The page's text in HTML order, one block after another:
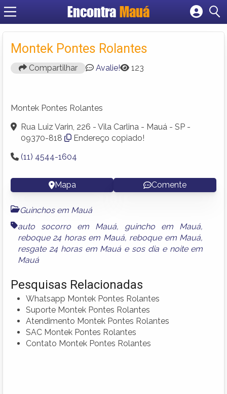
EncontraMauá
Criar conta
Montek Pontes Rolantes
Compartilhar Avalie! 123
Montek Pontes Rolantes
Rua Luiz Varin, 226 - Vila Carlina - Mauá - SP -
09370-818
Endereço copiado!
(11) 4544-1604
Mapa Comente
Guinchos em Mauá
auto socorro em Mauá, guincho em Mauá,
reboque 24 horas em Mauá, reboque em Mauá,
resgate 24 horas em Mauá e sos dia e noite em
Mauá
Pesquisas Relacionadas
Whatsapp Montek Pontes Rolantes
Suporte Montek Pontes Rolantes
Atendimento Montek Pontes Rolantes
SAC Montek Pontes Rolantes
Contato Montek Pontes Rolantes